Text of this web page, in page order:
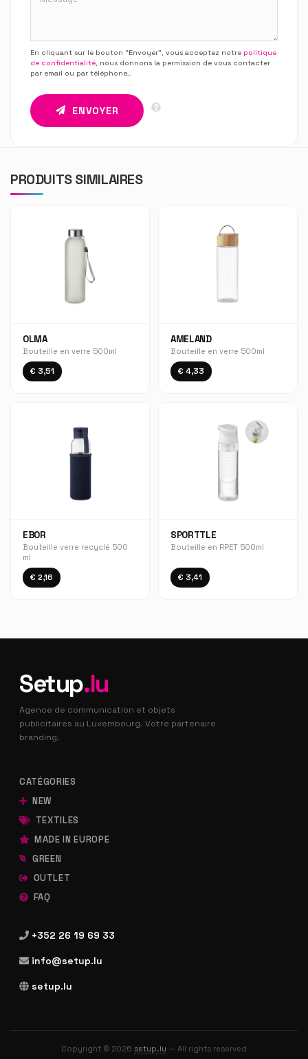
En cliquant sur le bouton “Envoyer”, vous acceptez notre politique
de confidentialité, nous donnons la permission de vous contacter
par email ou par téléphone..
ENVOYER
PRODUITS SIMILAIRES
OLMA
Bouteille en verre 500ml
€ 3,51
AMELAND
Bouteille en verre 500ml
€ 4,33
EBOR
Bouteille verre recyclé 500
ml
€ 2,16
SPORTTLE
Bouteille en RPET 500ml
€ 3,41
Setup.lu
Agence de communication et objets
publicitaires au Luxembourg. Votre partenaire
branding.
CATÉGORIES
NEW
TEXTILES
MADE IN EUROPE
GREEN
OUTLET
FAQ
+352 26 19 69 33
info@setup.lu
setup.lu
Copyright © 2026 setup.lu — All rights reserved